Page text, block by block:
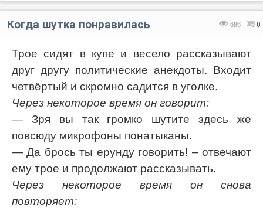
686 0
Когда шутка понравилась
Трое сидят в купе и весело рассказывают
друг другу политические анекдоты. Входит
четвёртый и скромно садится в уголке.
Через некоторое время он говорит:
— Зря вы так громко шутите здесь же
повсюду микрофоны понатыканы.
— Да брось ты ерунду говорить! – отвечают
ему трое и продолжают рассказывать.
Через некоторое время он снова
повторяет: